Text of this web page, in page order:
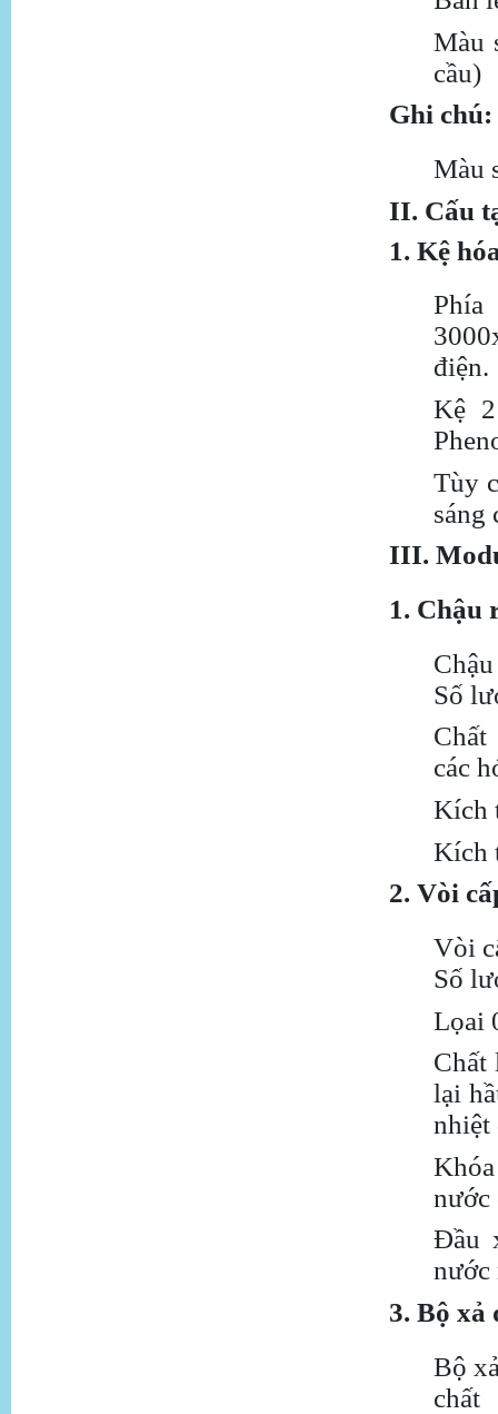
Màu
cầu)
Ghi chú:
Màu
II. Cấu
1. Kệ
Phía
điện.
Kệ
Tùy
sáng
III.
1. Chậu
Số
Chất
các
Kích
Kích
2. Vòi
Vòi
Số
Lọai
Chất
lại
nhiệt
nước
Đầu
nước
3. Bộ xả
Bộ
chất